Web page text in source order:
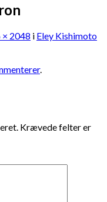
× 2048 i Eley Kishimoto
.
Krævede felter er